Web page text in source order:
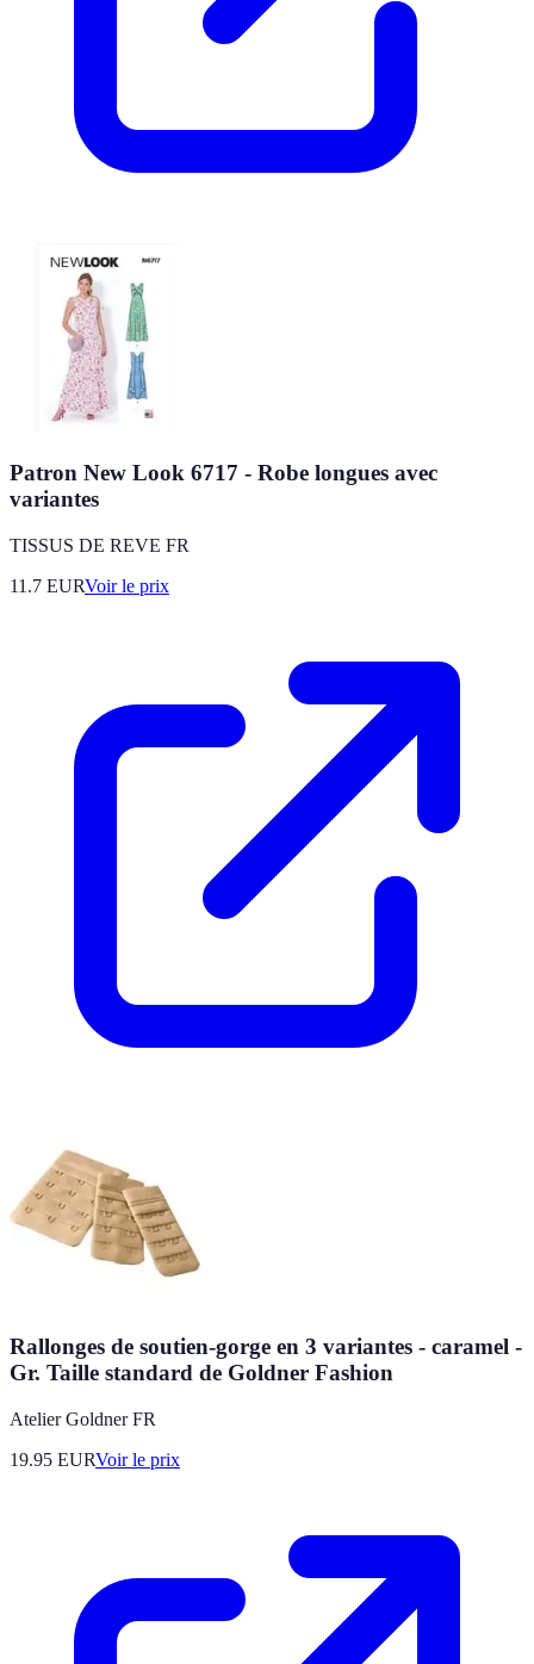
Patron New Look 6717 - Robe longues avec
variantes
TISSUS DE REVE FR
11.7 EURVoir le prix
Rallonges de soutien-gorge en 3 variantes - caramel -
Gr. Taille standard de Goldner Fashion
Atelier Goldner FR
19.95 EURVoir le prix